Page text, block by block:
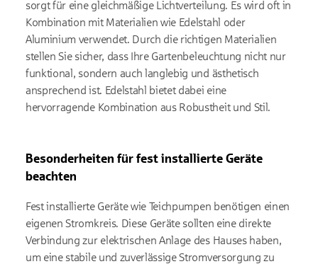
sorgt für eine gleichmäßige Lichtverteilung. Es wird oft in
Kombination mit Materialien wie Edelstahl oder
Aluminium verwendet. Durch die richtigen Materialien
stellen Sie sicher, dass Ihre Gartenbeleuchtung nicht nur
funktional, sondern auch langlebig und ästhetisch
ansprechend ist. Edelstahl bietet dabei eine
hervorragende Kombination aus Robustheit und Stil.
Besonderheiten für fest installierte Geräte
beachten
Fest installierte Geräte wie Teichpumpen benötigen einen
eigenen Stromkreis. Diese Geräte sollten eine direkte
Verbindung zur elektrischen Anlage des Hauses haben,
um eine stabile und zuverlässige Stromversorgung zu